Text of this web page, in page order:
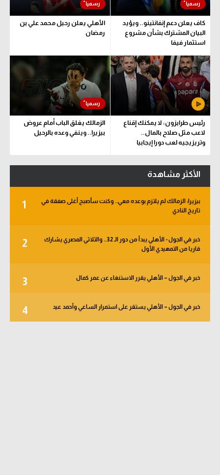
كاف يعلن دعم إنفانتينو.. ويؤيد
البيان المشترك بشأن مشروع
استثمار فيفا
الأهلي يعلن رحيل محمد علي بن
رمضان
رئيس طرابزون: لا يمكنك إقناع
لاعب مثل صلاح بالمال..
وتريزيجيه لعب دورا إيجابيا
الزمالك يغلق الباب أمام عروض
بيزيرا.. وينفي وعده بالرحيل
الأكثر مشاهدة
1
بيزيرا: الزمالك لم يلتزم بوعده معي.. وكنت سأصبح أغلى صفقة في
تاريخ النادي
2
خبر في الجول - الأهلي يبدأ من دور الـ 32.. والثلاثي المصري يشارك
قاريا من التمهيدي الأول
3 خبر في الجول – الأهلي يقرر الاستنغاء عن عمر كمال
4 خبر في الجول – الأهلي يستقر على استمرار الساعي وأحمد عيد